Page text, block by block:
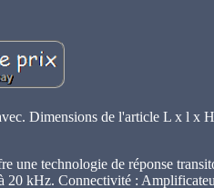
Dimensions de l'article L x l x
technologie de réponse
20 kHz. Connectivité :